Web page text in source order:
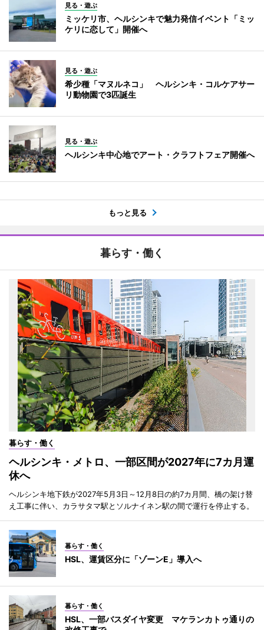
見る・遊ぶ
ミッケリ市、ヘルシンキで魅力発信イベント「ミッ
ケリに恋して」開催へ
見る・遊ぶ
希少種「マヌルネコ」 ヘルシンキ・コルケアサー
リ動物園で3匹誕生
見る・遊ぶ
ヘルシンキ中心地でアート・クラフトフェア開催へ
もっと見る
暮らす・働く
暮らす・働く
ヘルシンキ・メトロ、一部区間が2027年に7カ月運
休へ
ヘルシンキ地下鉄が2027年5月3日～12月8日の約7カ月間、橋の架け替
え工事に伴い、カラサタマ駅とソルナイネン駅の間で運行を停止する。
暮らす・働く
HSL、運賃区分に「ゾーンE」導入へ
暮らす・働く
HSL、一部バスダイヤ変更 マケランカトゥ通りの